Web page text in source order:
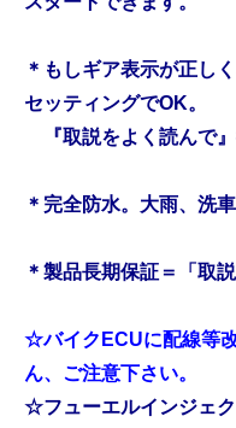
＊もしギア表示が正し
セッティングでOK。
『取説をよく読んで』
＊完全防水。大雨、洗車
＊製品長期保証＝「取
☆バイクECUに配線等
ん、ご注意下さい。
☆フューエルインジェ